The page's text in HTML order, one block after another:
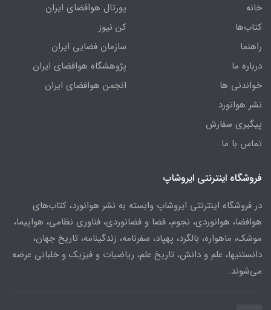
خانه
کتاب‌ها
راهنما
درباره ما
خواندنی ها
نشر هوانورد
پیگیری سفارش
تماس با ما
پورتال هوافضای ایران
کن نیوز
سازمان فضایی ایران
پژوهشگاه هوافضای ایران
انجمن هوافضای ایران
فروشگاه اینترنتی ایروشاپ
در فروشگاه اینترنتی ایروشاپ وابسته به نشر هوانورد، کتاب‌های
هوافضا، هوانوردی، نجوم، فضا و فضانوردی، فناوری نظامی، هواپیما،
موشک، ماهواره، بالگرد، پهپاد، سفرنامه، زندگینامه، تاریخ جهان،
دانستنیها، علم و دانش، تاریخ علم، ریاضیات و فیزیک و خلبانی عرضه
می‌شوند.